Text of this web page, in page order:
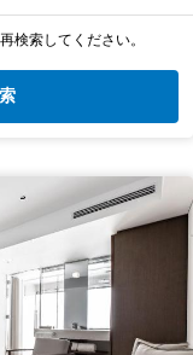
検索してください。